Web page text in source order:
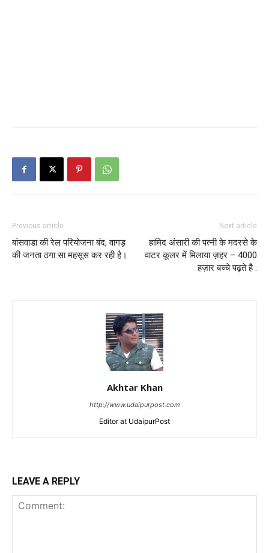
Previous article
बांसवाडा की रेल परियोजना बंद, वागड़
की जनता ठगा सा महसूस कर रही है।
Next article
हामिद अंसारी की पत्नी के मदरसे के
वाटर कूलर में मिलाया ज़हर – 4000
हज़ार बच्चे पढ़ते है .
Akhtar Khan
http://www.udaipurpost.com
Editor at UdaipurPost
LEAVE A REPLY